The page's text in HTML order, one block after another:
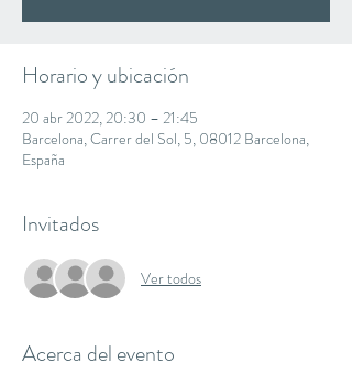
Horario y ubicación
20 abr 2022, 20:30 – 21:45
Barcelona, Carrer del Sol, 5, 08012 Barcelona,
España
Invitados
Ver todos
Acerca del evento